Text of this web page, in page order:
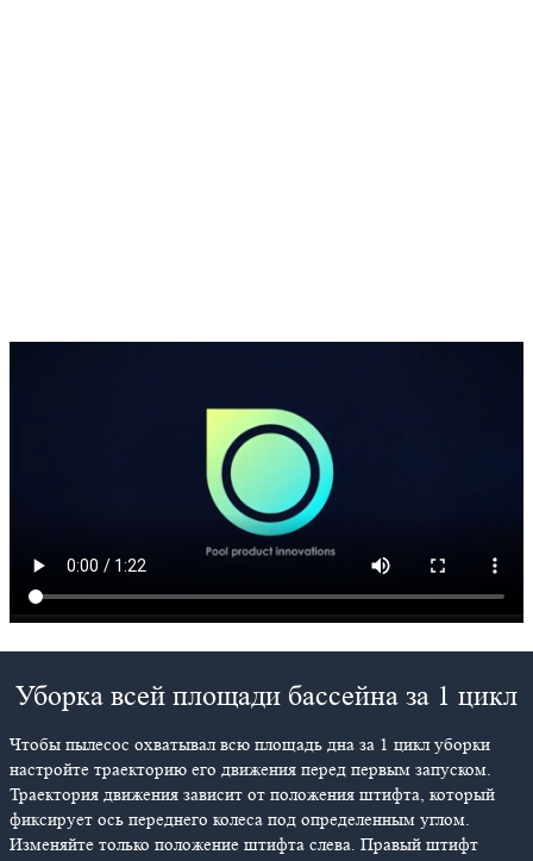
Уборка всей площади бассейна за 1 цикл
Чтобы пылесос охватывал всю площадь дна за 1 цикл уборки
настройте траекторию его движения перед первым запуском.
Траектория движения зависит от положения штифта, который
фиксирует ось переднего колеса под определенным углом.
Изменяйте только положение штифта слева. Правый штифт